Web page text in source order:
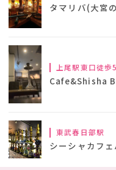
タマリバ(大宮
上尾駅東口徒歩
Cafe&Shisha
東武春日部駅
シーシャカフ